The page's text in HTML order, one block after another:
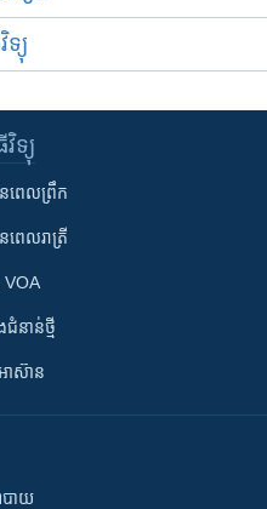
ទ្យុ
វិទ្យុ
ពេល​ព្រឹក
ពេល​រាត្រី
VOA
នាន់​ថ្មី
ាស៊ាន
ាយ